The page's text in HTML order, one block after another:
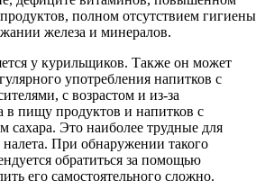
полном отсутствием гигиены
железа и минералов.
у курильщиков. Также он может
употребления напитков с
с возрастом и из-за
пищу продуктов и напитков с
сахара. Это наиболее трудные для
При обнаружении такого
обратиться за помощью
его самостоятельного сложно.